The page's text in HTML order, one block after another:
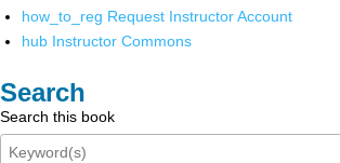
how_to_reg Request Instructor Account
hub Instructor Commons
Search
Search this book